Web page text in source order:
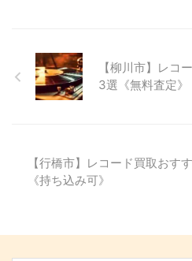
【柳川市】レコ
3選《無料査定》
【行橋市】レコード買取おす
《持ち込み可》